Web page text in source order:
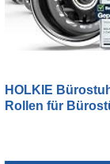
HOLKIE
Rollen für